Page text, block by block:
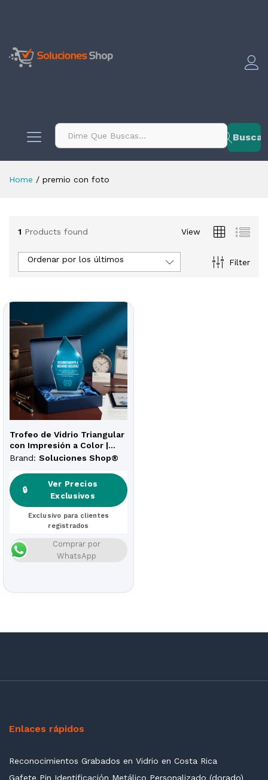
Buscar
Home / premio con foto
1 Products found View
Filter
Ordenar por los últimos
Trofeo de Vidrio Triangular
con Impresión a Color |
Incluye Caja de Lujo
Brand: Soluciones Shop®
🔒
Ver Precios
Exclusivos
Exclusivo para clientes
registrados
Comprar por
WhatsApp
Enlaces rápidos
Reconocimientos Grabados en Vidrio en Costa Rica
Gafete Pin Identificación Metálico Personalizado (dorado)